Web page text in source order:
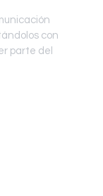
con
parte del